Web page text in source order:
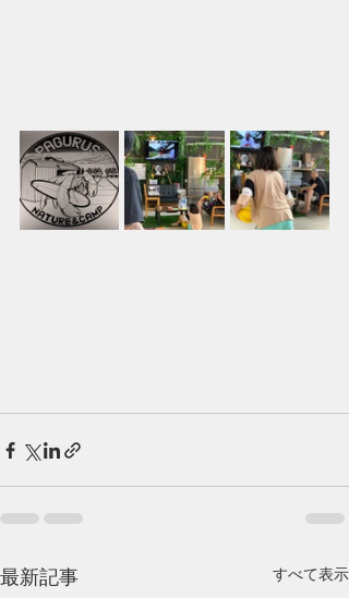
最新記事 すべて表示